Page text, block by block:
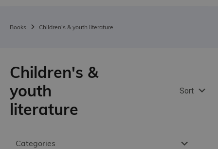
Books Children's & youth literature
Categories
Children's &
youth
literature
Sort